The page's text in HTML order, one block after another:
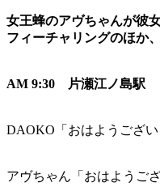
女王蜂のアヴちゃんが彼
フィーチャリングのほか
AM 9:30 片瀬江ノ島駅
DAOKO「おはようござい
アヴちゃん「おはようご